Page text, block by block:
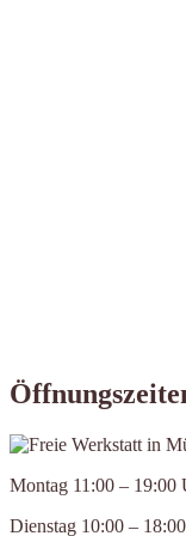
Montag 11:00 – 19:00
Dienstag 10:00 –